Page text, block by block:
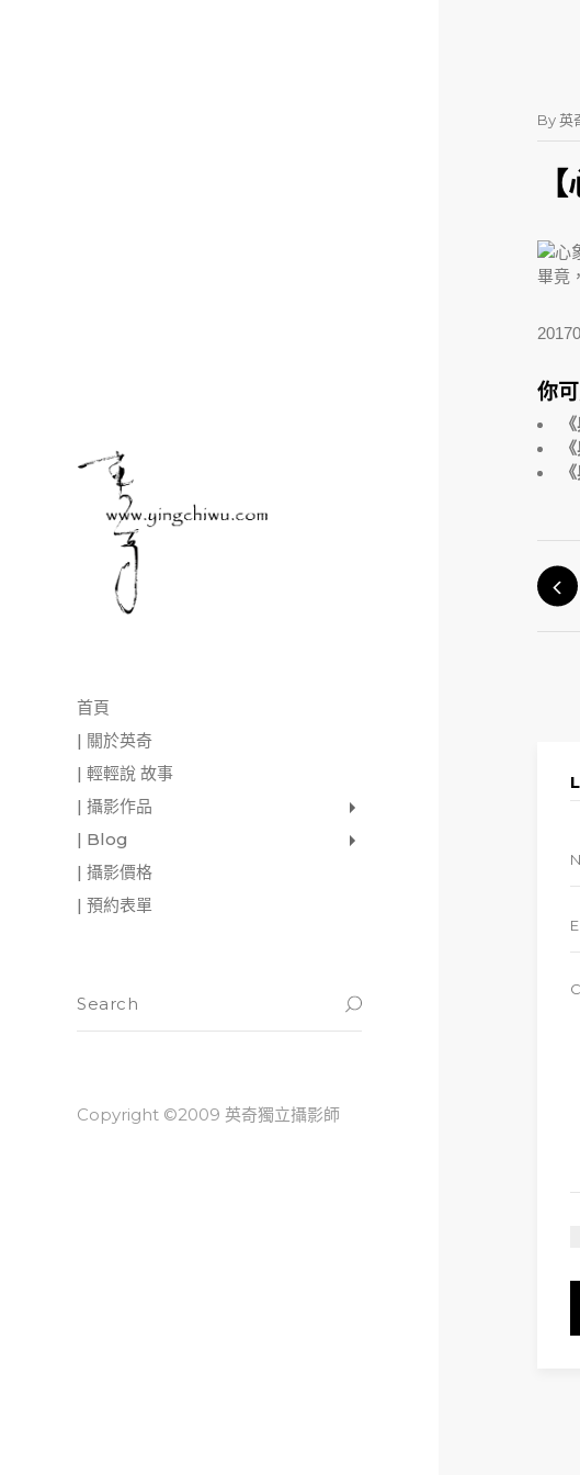
首頁
| 關於英奇
| 輕輕說 故事
| 攝影作品
| Blog
| 攝影價格
| 預約表單
Copyright ©2009 英奇獨立攝影師
By英
畢竟
你